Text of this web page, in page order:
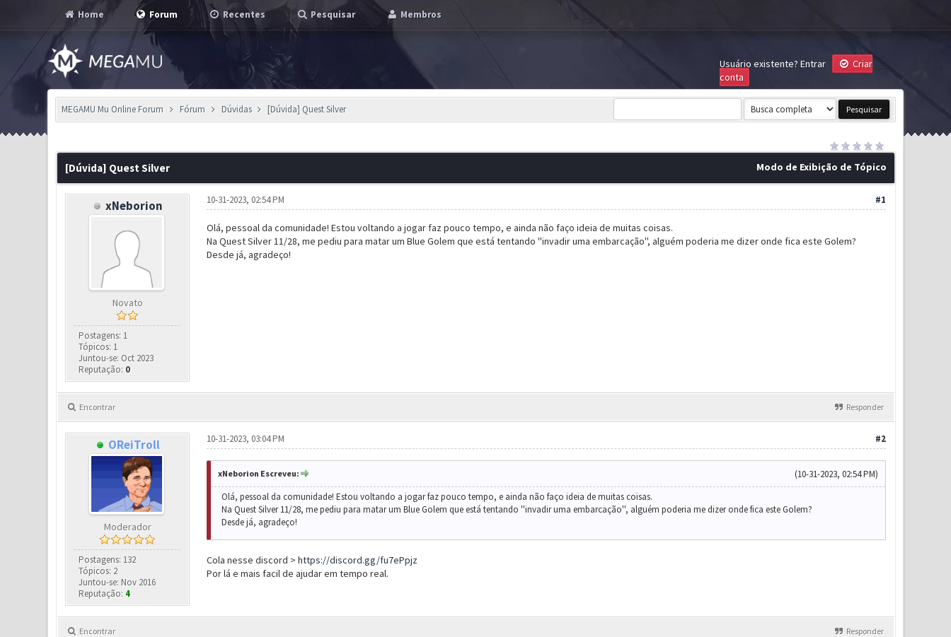
Home Forum Recentes Pesquisar Membros
Usuário existente? Entrar
Criar
conta
MEGAMU Mu Online Forum Fórum Dúvidas [Dúvida] Quest Silver
Modo de Exibição de Tópico
[Dúvida] Quest Silver
xNeborion
Novato
Postagens: 1
Tópicos: 1
Juntou-se: Oct 2023
Reputação: 0
#1
10-31-2023, 02:54 PM
Olá, pessoal da comunidade! Estou voltando a jogar faz pouco tempo, e ainda não faço ideia de muitas coisas.
Na Quest Silver 11/28, me pediu para matar um Blue Golem que está tentando ''invadir uma embarcação'', alguém poderia me dizer onde fica este Golem?
Desde já, agradeço!
Encontrar Responder
OReiTroll
Moderador
Postagens: 132
Tópicos: 2
Juntou-se: Nov 2016
Reputação: 4
#2
10-31-2023, 03:04 PM
(10-31-2023, 02:54 PM)
xNeborion Escreveu:
Olá, pessoal da comunidade! Estou voltando a jogar faz pouco tempo, e ainda não faço ideia de muitas coisas.
Na Quest Silver 11/28, me pediu para matar um Blue Golem que está tentando ''invadir uma embarcação'', alguém poderia me dizer onde fica este Golem?
Desde já, agradeço!
Cola nesse discord > https://discord.gg/fu7ePpjz
Por lá e mais facil de ajudar em tempo real.
Encontrar Responder